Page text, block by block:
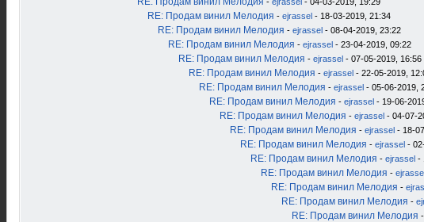
RE: Продам винил Мелодия - ejrassel - 18-03-2019, 21:34
RE: Продам винил Мелодия - ejrassel - 08-04-2019, 23:22
RE: Продам винил Мелодия - ejrassel - 23-04-2019, 09:22
RE: Продам винил Мелодия - ejrassel - 07-05-2019, 16:56
RE: Продам винил Мелодия - ejrassel - 22-05-2019,
RE: Продам винил Мелодия - ejrassel - 05-06-2019,
RE: Продам винил Мелодия - ejrassel - 19-06-
RE: Продам винил Мелодия - ejrassel - 04-07-
RE: Продам винил Мелодия - ejrassel - 18-
RE: Продам винил Мелодия - ejrassel -
RE: Продам винил Мелодия - ejrassel -
RE: Продам винил Мелодия -
RE: Продам винил Мелодия -
RE: Продам винил Мелодия -
RE: Продам винил Мелодия -